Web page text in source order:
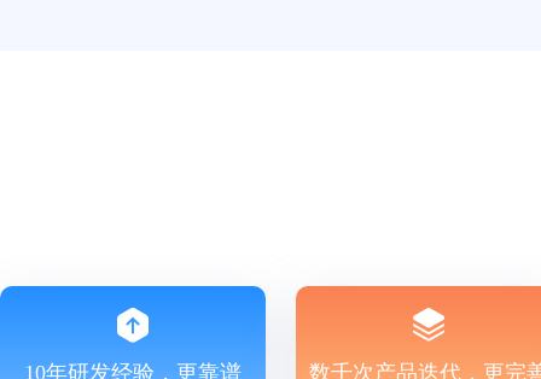
10年研发经验，更靠谱 数千次产品迭代，更完